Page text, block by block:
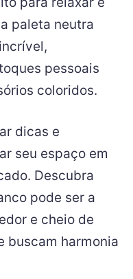
paleta neutra
pessoais
coloridos.
dicas e
seu espaço em
Descubra
pode ser a
e cheio de
buscam harmonia